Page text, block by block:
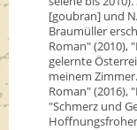
[goubran] und
Braumüller
Roman" (2010),
gelernte
meinem
Roman" (2016),
"Schmerz und